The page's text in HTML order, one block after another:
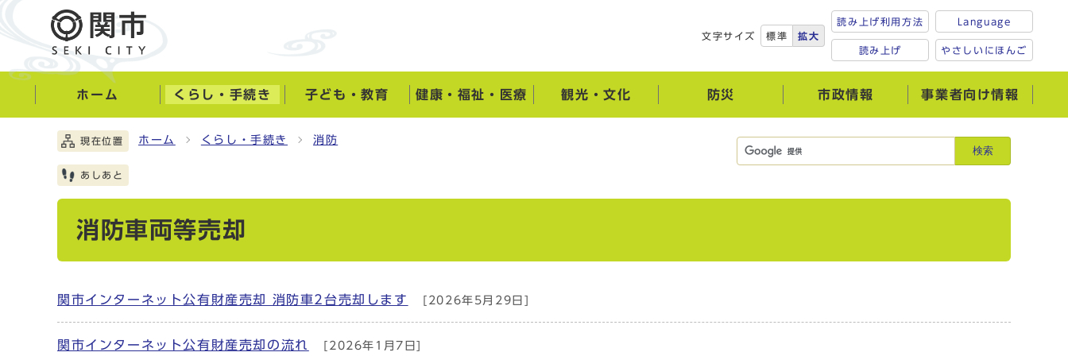
文字サイズ 標準 拡大
読み上げ利用方法
読み上げ
Language
やさしいにほんご
ホーム くらし・手続き 子ども・教育 健康・福祉・医療 観光・文化 防災 市政情報 事業者向け情報
検索
現在位置 ホーム くらし・手続き 消防
あしあと
消防車両等売却
関市インターネット公有財産売却 消防車2台売却します [2026年5月29日]
関市インターネット公有財産売却の流れ [2026年1月7日]